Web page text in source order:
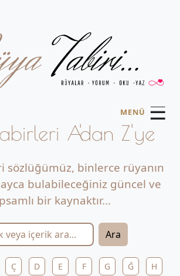
MENÜ ☰
A'dan Z'ye
sözlüğümüz, binlerce rüyanın
bulabileceğiniz güncel ve
bir kaynaktır...
Ara
Ç D E F G Ğ
H